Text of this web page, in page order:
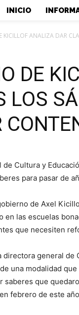
INICIO
KICILLOF ANALIZA DAR
DE
LOS
Cultura y
para pasar de
de Axel
en las escuelas
que necesiten
directora general
una modalidad
que
febrero de este